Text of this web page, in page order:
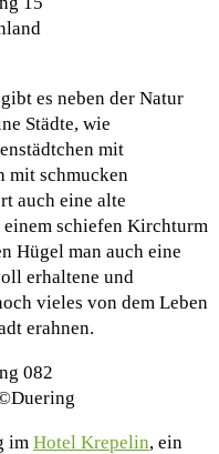
es neben der Natur
Städte, wie
mit
mit schmucken
auch eine alte
schiefen Kirchturm
Hügel man auch eine
erhaltene und
vieles von dem Leben
erahnen.
im Hotel Krepelin, ein